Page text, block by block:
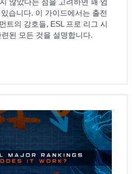
않았다는 점을 고려하면 꽤 엄
습니다. 이 가이드에서는 출전
트의 강호들, ESL 프로 리그 시
된 모든 것을 설명합니다.